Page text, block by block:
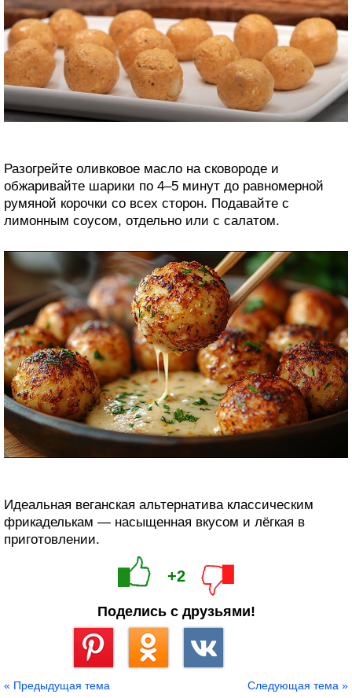
Разогрейте оливковое масло на сковороде и
обжаривайте шарики по 4–5 минут до равномерной
румяной корочки со всех сторон. Подавайте с
лимонным соусом, отдельно или с салатом.
Идеальная веганская альтернатива классическим
фрикаделькам — насыщенная вкусом и лёгкая в
приготовлении.
+2
Поделись с друзьями!
« Предыдущая тема Следующая тема »